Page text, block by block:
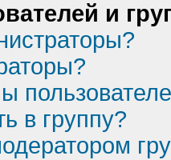
и
в группу?